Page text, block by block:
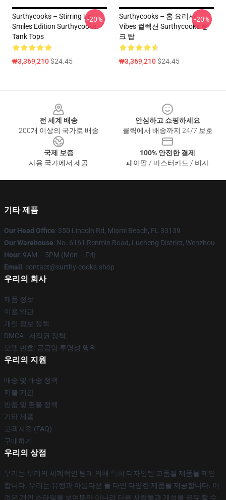
Surthycooks – Stirring Up
Smiles Edition Surthycooks
Tank Tops
₩3,369,210$24.45
-20%
Surthycooks – 홈 요리사
Vibes 컬렉션 Surthycooks 탱
크 탑
₩3,369,210$24.45
-20%
전 세계 배송
200개 이상의 국가로 배송
안심하고 쇼핑하세요
클릭에서 배송까지 24/7 보호
국제 보증
사용 국가에서 제공
100% 안전한 결제
페이팔 / 마스터카드 / 비자
기타 제품
Our Head Office: 350 Lincoln Rd, Miami Beach, FL 33139
Our Warehouse: No. 6161 Renmin Road, Lucheng District, Wenzhou
Hour: 9AM – 5PM (Mon – Fri)
Email : contact@surthy-cooks.shop
우리의 회사
제품 정보
이용 약관
개인 정보 정책
DMCA - 저작권 정책
모델 번호: 공급망 투명성 행위
우리의 지원
배송 및 배송 정책
지불 기간
반품 및 환불 정책
기타 제품
고객지원 (FAQ)
구매하기
우리의 상점
우리는 우리의 세계적인 팀에 의해 특히 디자인된 고품질 제품을 제안
합니다. 우리는 유행과 아름다운 둘 다인 다양한 제품을 제공합니다. 이
것은 개인 스타일을 보여뿐만 아니라 다른 사람들과 개성을 공유 할 수